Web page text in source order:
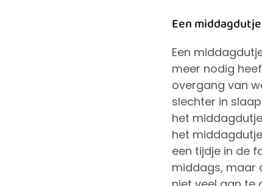
Een middagdutje
Een
meer nodig
overgang van
slechter in
het
het
een tijdje in de
middags, maar